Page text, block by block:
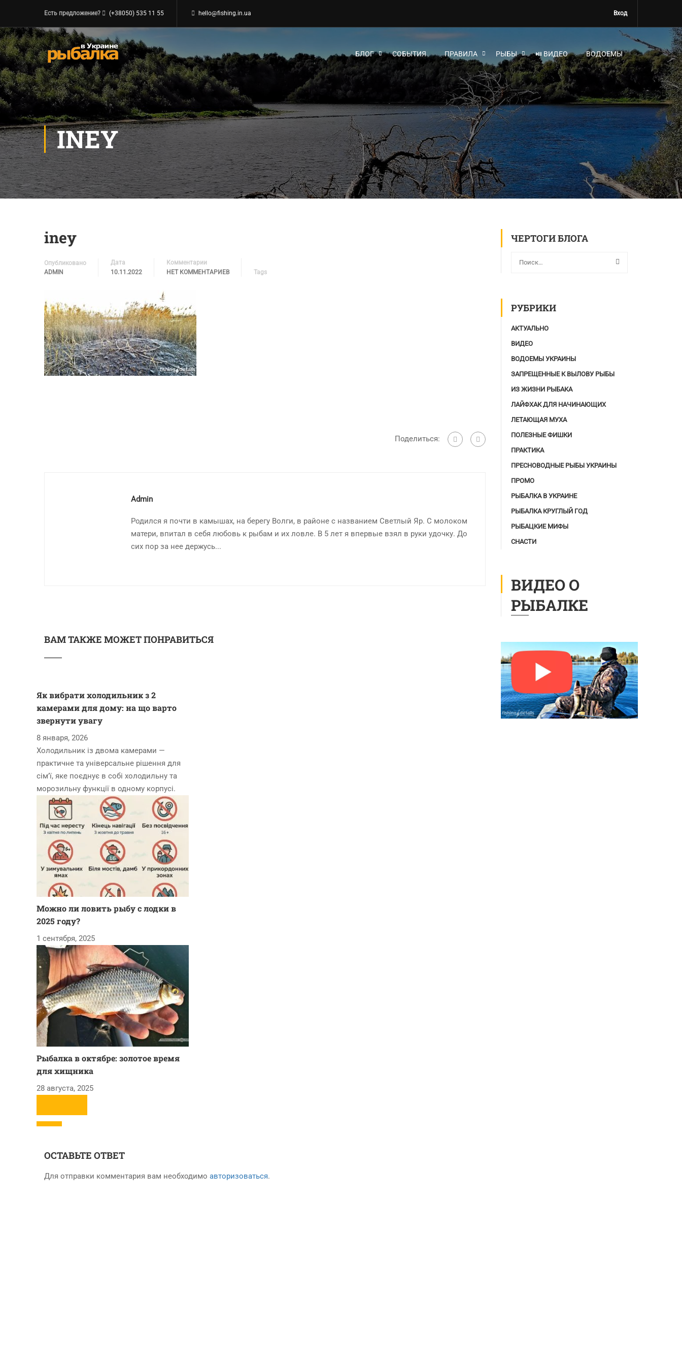
Есть предложение? (+38050) 535 11 55 hello@fishing.in.ua Вход
БЛОГ СОБЫТИЯ ПРАВИЛА РЫБЫ ⏯ ВИДЕО ВОДОЕМЫ
INEY
iney
Опубликовано
ADMIN
Дата
10.11.2022
Комментарии
НЕТ КОММЕНТАРИЕВ
Tags
Поделиться:
Admin
Родился я почти в камышах, на берегу Волги, в районе с названием Светлый Яр. С молоком
матери, впитал в себя любовь к рыбам и их ловле. В 5 лет я впервые взял в руки удочку. До
сих пор за нее держусь...
ВАМ ТАКЖЕ МОЖЕТ ПОНРАВИТЬСЯ
Як вибрати холодильник з 2
камерами для дому: на що варто
звернути увагу
8 января, 2026
Холодильник із двома камерами —
практичне та універсальне рішення для
сім’ї, яке поєднує в собі холодильну та
морозильну функції в одному корпусі.
Можно ли ловить рыбу с лодки в
2025 году?
1 сентября, 2025
Рыбалка в октябре: золотое время
для хищника
28 августа, 2025
ОСТАВЬТЕ ОТВЕТ
Для отправки комментария вам необходимо авторизоваться.
ЧЕРТОГИ БЛОГА
РУБРИКИ
АКТУАЛЬНО
ВИДЕО
ВОДОЕМЫ УКРАИНЫ
ЗАПРЕЩЕННЫЕ К ВЫЛОВУ РЫБЫ
ИЗ ЖИЗНИ РЫБАКА
ЛАЙФХАК ДЛЯ НАЧИНАЮЩИХ
ЛЕТАЮЩАЯ МУХА
ПОЛЕЗНЫЕ ФИШКИ
ПРАКТИКА
ПРЕСНОВОДНЫЕ РЫБЫ УКРАИНЫ
ПРОМО
РЫБАЛКА В УКРАИНЕ
РЫБАЛКА КРУГЛЫЙ ГОД
РЫБАЦКИЕ МИФЫ
СНАСТИ
ВИДЕО О
РЫБАЛКЕ